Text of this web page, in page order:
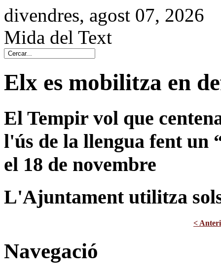
divendres, agost 07, 2026
Mida del Text
Elx es mobilitza en
El Tempir vol que
l'ús de la llengua fent un
el 18 de novembre
L'Ajuntament utilitza
<
Navegació